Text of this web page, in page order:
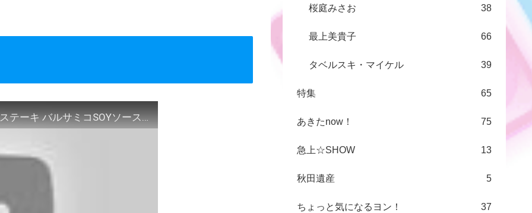
ＡＢＳえび☆ステ【シェフズレシピ】ダイコンステーキ バルサミコSOYソース by最上美貴子
桜庭みさお 38
最上美貴子 66
タベルスキ・マイケル 39
特集 65
あきたnow！ 75
急上☆SHOW 13
秋田遺産 5
ちょっと気になるヨン！ 37